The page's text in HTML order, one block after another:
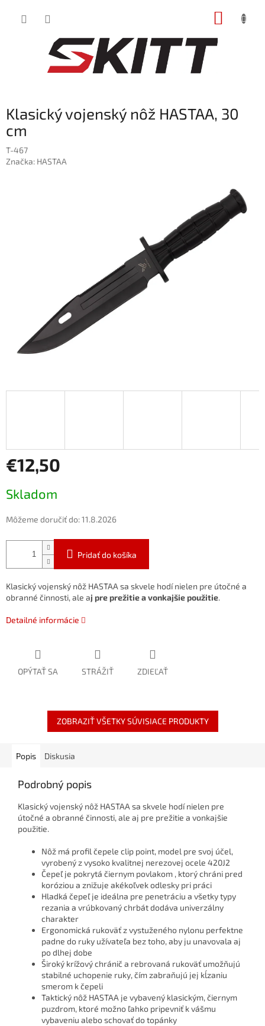
Klasický vojenský nôž HASTAA, 30
cm
T-467
Značka: HASTAA
€12,50
cena:
Skladom
Môžeme doručiť do:11.8.2026
Pridať do košíka
Klasický vojenský nôž HASTAA sa skvele hodí nielen pre útočné a
obranné činnosti, ale aj pre prežitie a vonkajšie použitie.
Detailné informácie
OPÝTAŤ SA STRÁŽIŤ ZDIEĽAŤ
ZOBRAZIŤ VŠETKY SÚVISIACE PRODUKTY
Popis Diskusia
Podrobný popis
Klasický vojenský nôž HASTAA sa skvele hodí nielen pre
útočné a obranné činnosti, ale aj pre prežitie a vonkajšie
použitie.
Nôž má profil čepele clip point, model pre svoj účel,
vyrobený z vysoko kvalitnej nerezovej ocele 420J2
Čepeľ je pokrytá čiernym povlakom , ktorý chráni pred
koróziou a znižuje akékoľvek odlesky pri práci
Hladká čepeľ je ideálna pre penetráciu a všetky typy
rezania a vrúbkovaný chrbát dodáva univerzálny
charakter
Ergonomická rukoväť z vystuženého nylonu perfektne
padne do ruky užívateľa bez toho, aby ju unavovala aj
po dlhej dobe
Široký krížový chránič a rebrovaná rukoväť umožňujú
stabilné uchopenie ruky, čím zabraňujú jej kĺzaniu
smerom k čepeli
Taktický nôž HASTAA je vybavený klasickým, čiernym
puzdrom, ktoré možno ľahko pripevniť k vášmu
vybaveniu alebo schovať do topánky